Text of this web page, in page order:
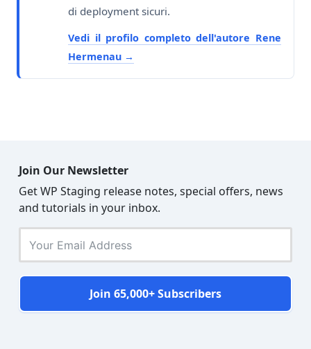
di deployment sicuri.
Vedi il profilo completo dell'autore Rene
Hermenau
Join Our Newsletter
Get WP Staging release notes, special offers, news
and tutorials in your inbox.
Join 65,000+ Subscribers